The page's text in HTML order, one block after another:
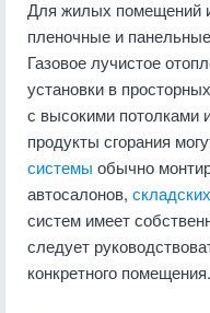
Для жилых помещений
пленочные и
Газовое лучистое
установки в
с высокими потолками
продукты сгорания
системы обычно
автосалонов,
систем имеет
следует
конкретного помещения.